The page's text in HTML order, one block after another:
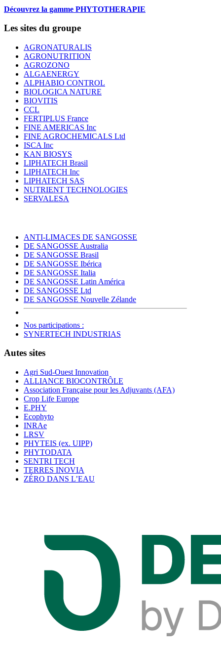
Découvrez la gamme PHYTOTHERAPIE
Les sites du groupe
AGRONATURALIS
AGRONUTRITION
AGROZONO
ALGAENERGY
ALPHABIO CONTROL
BIOLOGICA NATURE
BIOVITIS
CCL
FERTIPLUS France
FINE AMERICAS Inc
FINE AGROCHEMICALS Ltd
ISCA Inc
KAN BIOSYS
LIPHATECH Brasil
LIPHATECH Inc
LIPHATECH SAS
NUTRIENT TECHNOLOGIES
SERVALESA
ANTI-LIMACES DE SANGOSSE
DE SANGOSSE Australia
DE SANGOSSE Brasil
DE SANGOSSE Ibérica
DE SANGOSSE Italia
DE SANGOSSE Latin América
DE SANGOSSE Ltd
DE SANGOSSE Nouvelle Zélande
Nos participations :
SYNERTECH INDUSTRIAS
Autes sites
Agri Sud-Ouest Innovation
ALLIANCE BIOCONTRÔLE
Association Française pour les Adjuvants (AFA)
Crop Life Europe
E.PHY
Ecophyto
INRAe
LRSV
PHYTEIS (ex. UIPP)
PHYTODATA
SENTRI TECH
TERRES INOVIA
ZÉRO DANS L’EAU